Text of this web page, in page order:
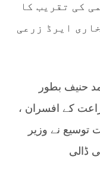
کی تقریب کا
ایرڈ زرعی
حنیف بطور
کے افسران ،
توسیع نے وزیر
ڈالی